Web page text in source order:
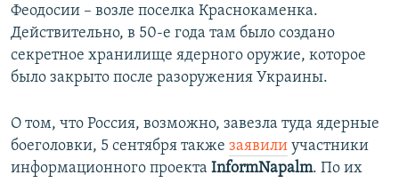
Феодосии – возле поселка Краснокаменка.
Действительно, в 50-е года там было создано
секретное хранилище ядерного оружие, которое
было закрыто после разоружения Украины.
О том, что Россия, возможно, завезла туда ядерные
боеголовки, 5 сентября также заявили участники
информационного проекта InformNapalm. По их